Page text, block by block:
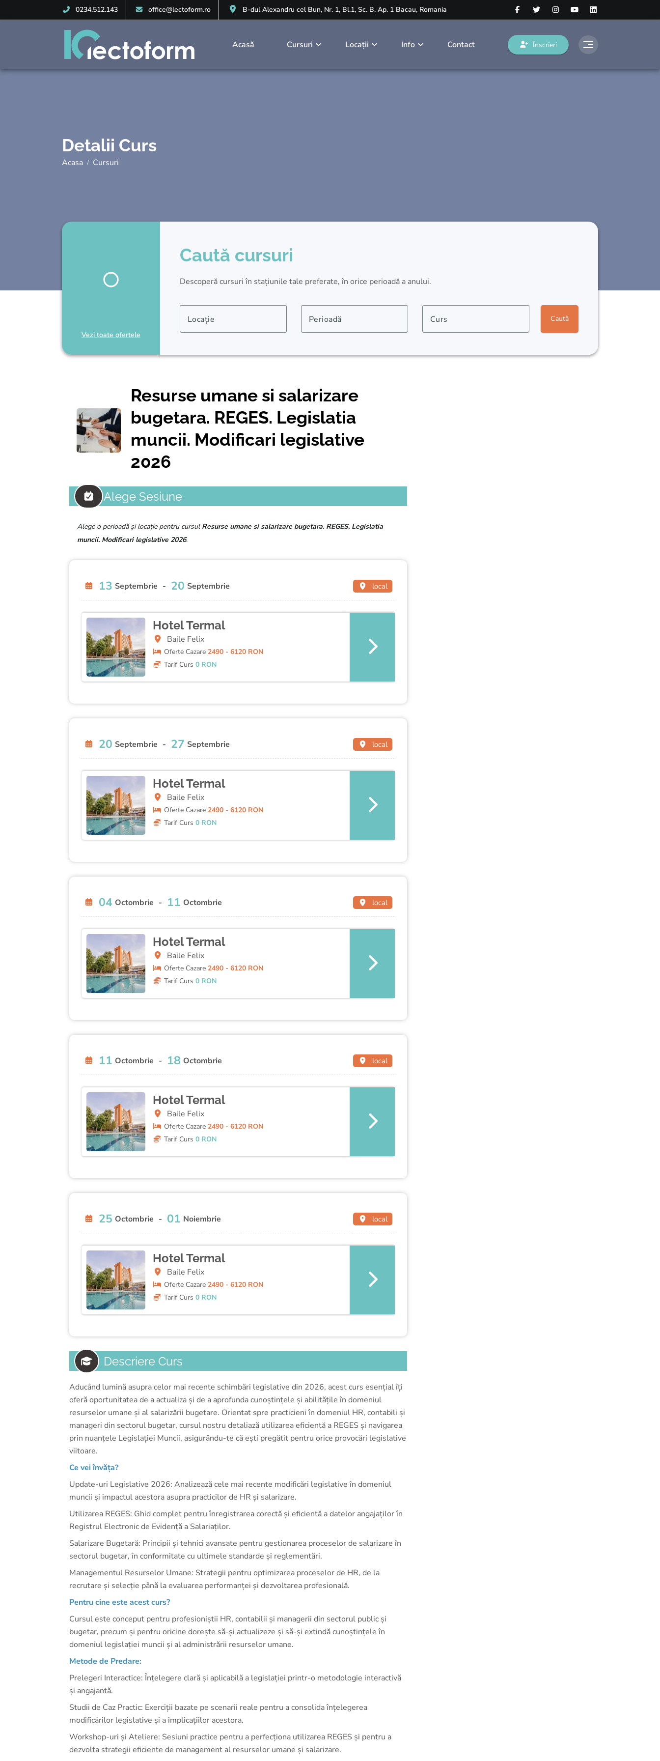
0234.512.143 office@lectoform.ro B-dul Alexandru cel Bun, Nr. 1, Bl.1, Sc. B, Ap. 1 Bacau, Romania
Acasă Cursuri Locații Info Contact Înscrieri
Detalii Curs
Acasa Cursuri
Vezi toate ofertele
Caută cursuri
Descoperă cursuri în stațiunile tale preferate, în orice perioadă a anului.
Locație Perioadă Curs Caută
Resurse umane si salarizare
bugetara. REGES. Legislatia
muncii. Modificari legislative
2026
Alege Sesiune
Alege o perioadă și locație pentru cursul Resurse umane si salarizare bugetara. REGES. Legislatia
muncii. Modificari legislative 2026.
13 Septembrie - 20 Septembrie local
Hotel Termal
Baile Felix
OferteCazare 2490 - 6120 RON
Tarif Curs 0 RON
20 Septembrie - 27 Septembrie local
Hotel Termal
Baile Felix
OferteCazare 2490 - 6120 RON
Tarif Curs 0 RON
04 Octombrie - 11 Octombrie local
Hotel Termal
Baile Felix
OferteCazare 2490 - 6120 RON
Tarif Curs 0 RON
11 Octombrie - 18 Octombrie local
Hotel Termal
Baile Felix
OferteCazare 2490 - 6120 RON
Tarif Curs 0 RON
25 Octombrie - 01 Noiembrie local
Hotel Termal
Baile Felix
OferteCazare 2490 - 6120 RON
Tarif Curs 0 RON
Descriere Curs
Aducând lumină asupra celor mai recente schimbări legislative din 2026, acest curs esențial îți
oferă oportunitatea de a actualiza și de a aprofunda cunoștințele și abilitățile în domeniul
resurselor umane și al salarizării bugetare. Orientat spre practicieni în domeniul HR, contabili și
manageri din sectorul bugetar, cursul nostru detaliază utilizarea eficientă a REGES și navigarea
prin nuanțele Legislației Muncii, asigurându-te că ești pregătit pentru orice provocări legislative
viitoare.
Ce vei învăța?
Update-uri Legislative 2026: Analizează cele mai recente modificări legislative în domeniul
muncii și impactul acestora asupra practicilor de HR și salarizare.
Utilizarea REGES: Ghid complet pentru înregistrarea corectă și eficientă a datelor angajaților în
Registrul Electronic de Evidență a Salariaților.
Salarizare Bugetară: Principii și tehnici avansate pentru gestionarea proceselor de salarizare în
sectorul bugetar, în conformitate cu ultimele standarde și reglementări.
Managementul Resurselor Umane: Strategii pentru optimizarea proceselor de HR, de la
recrutare și selecție până la evaluarea performanței și dezvoltarea profesională.
Pentru cine este acest curs?
Cursul este conceput pentru profesioniștii HR, contabilii și managerii din sectorul public și
bugetar, precum și pentru oricine dorește să-și actualizeze și să-și extindă cunoștințele în
domeniul legislației muncii și al administrării resurselor umane.
Metode de Predare:
Prelegeri Interactice: Înțelegere clară și aplicabilă a legislației printr-o metodologie interactivă
și angajantă.
Studii de Caz Practic: Exerciții bazate pe scenarii reale pentru a consolida înțelegerea
modificărilor legislative și a implicațiilor acestora.
Workshop-uri și Ateliere: Sesiuni practice pentru a perfecționa utilizarea REGES și pentru a
dezvolta strategii eficiente de management al resurselor umane și salarizare.